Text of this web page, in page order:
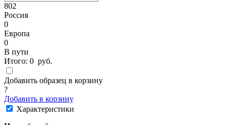
802
Россия
0
Европа
0
В пути
Итого: 0 руб.
Добавить образец в корзину
?
Добавить в корзину
Характеристики